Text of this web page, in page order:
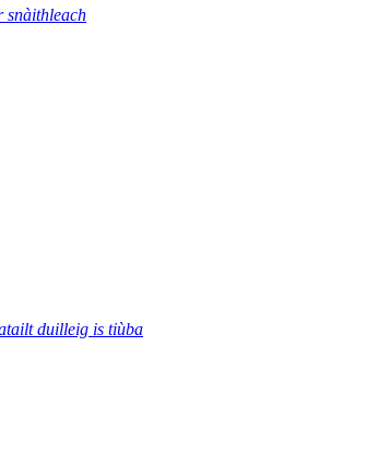
snàithleach
duilleig is tiùba